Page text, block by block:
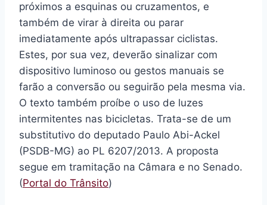
próximos a esquinas ou cruzamentos, e
também de virar à direita ou parar
imediatamente após ultrapassar ciclistas.
Estes, por sua vez, deverão sinalizar com
dispositivo luminoso ou gestos manuais se
farão a conversão ou seguirão pela mesma via.
O texto também proíbe o uso de luzes
intermitentes nas bicicletas. Trata-se de um
substitutivo do deputado Paulo Abi-Ackel
(PSDB-MG) ao PL 6207/2013. A proposta
segue em tramitação na Câmara e no Senado.
(Portal do Trânsito)